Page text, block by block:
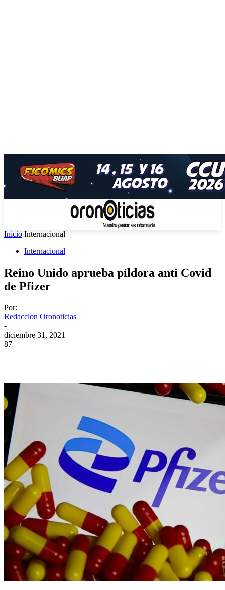
Inicio Internacional
Internacional
Reino Unido aprueba píldora anti Covid
de Pfizer
Por:
Redaccion Oronoticias
-
diciembre 31, 2021
87